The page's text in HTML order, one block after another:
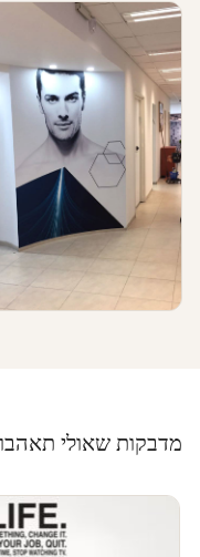
מדבקות טפט לעסקים
מדבקות שאולי תאהבו